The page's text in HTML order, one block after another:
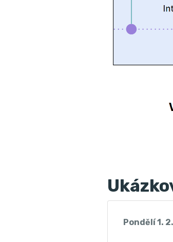
Pondělí 1.